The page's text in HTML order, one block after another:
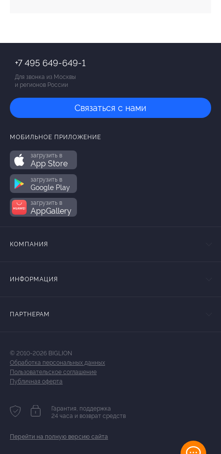
+7 495 649-649-1
Для звонка из Москвы
и регионов России
Связаться с нами
МОБИЛЬНОЕ ПРИЛОЖЕНИЕ
загрузить в
App Store
загрузить в
Google Play
загрузить в
AppGallery
КОМПАНИЯ
ИНФОРМАЦИЯ
ПАРТНЕРАМ
© 2010-2026 BIGLION
Обработка персональных данных
Пользовательское соглашение
Публичная оферта
Гарантия, поддержка
24 часа и возврат средств
Перейти на полную версию сайта